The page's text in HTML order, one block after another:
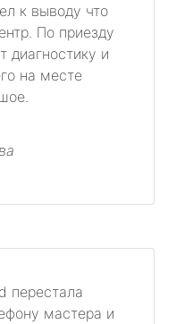
к выводу что
По приезду
диагностику и
на месте
перестала
мастера и